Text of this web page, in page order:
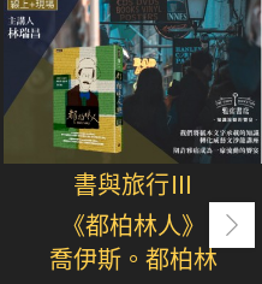
書與旅行Ⅲ
《都柏林人》
喬伊斯。都柏林